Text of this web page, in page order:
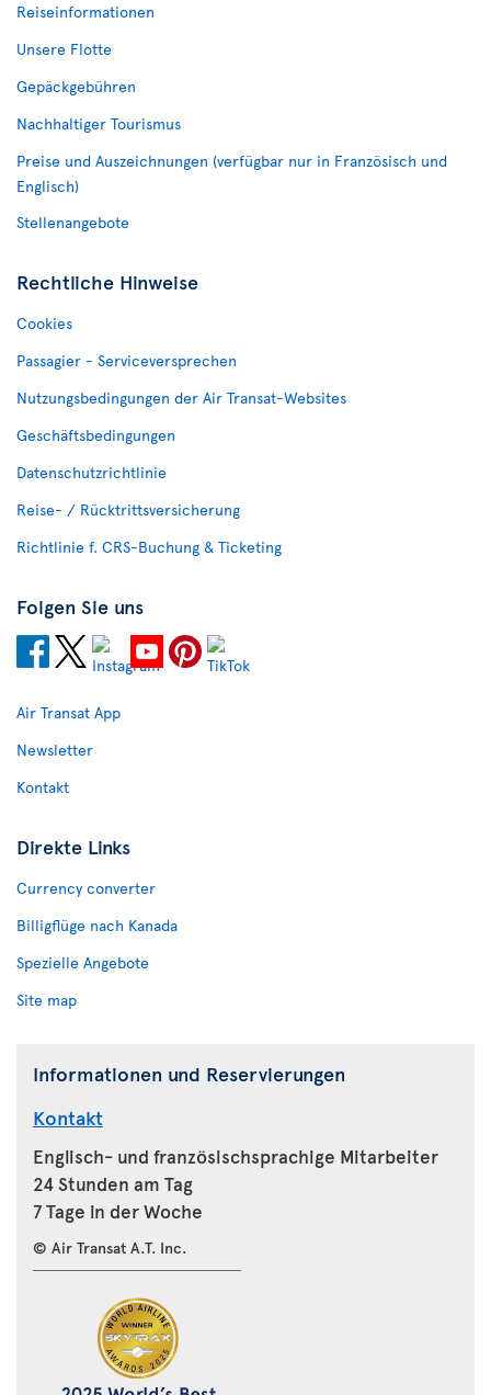
Reiseinformationen
Unsere Flotte
Gepäckgebühren
Nachhaltiger Tourismus
Preise und Auszeichnungen (verfügbar nur in Französisch und
Englisch)
Stellenangebote
Rechtliche Hinweise
Cookies
Passagier - Serviceversprechen
Nutzungsbedingungen der Air Transat-Websites
Geschäftsbedingungen
Datenschutzrichtlinie
Reise- / Rücktrittsversicherung
Richtlinie f. CRS-Buchung & Ticketing
Folgen Sie uns
Air Transat App
Newsletter
Kontakt
Direkte Links
Currency converter
Billigflüge nach Kanada
Spezielle Angebote
Site map
Informationen und Reservierungen
Kontakt
Englisch- und französischsprachige Mitarbeiter
24 Stunden am Tag
7 Tage in der Woche
© Air Transat A.T. Inc.